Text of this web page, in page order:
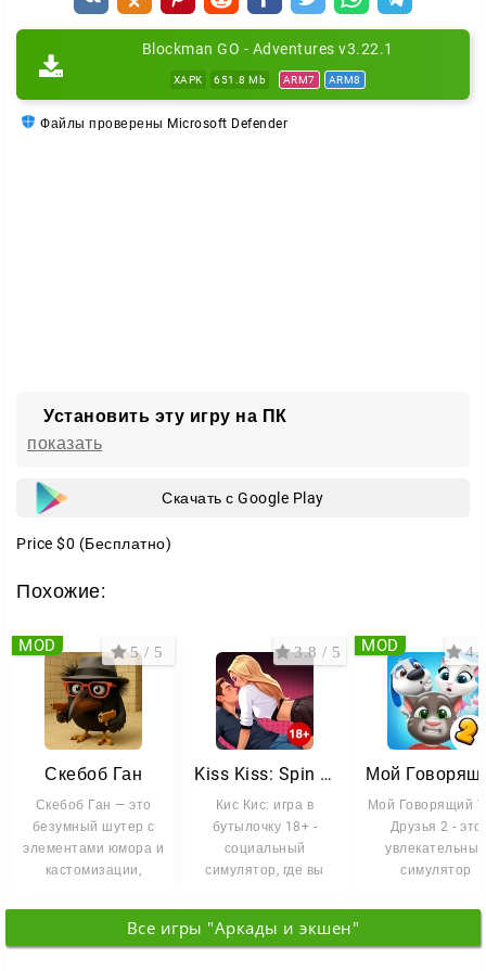
свободой выбора и уникальными возможностями,
которые предлагает эта игра!
Blockman GO - Adventures v3.22.1
XAPK 651.8 Mb ARM7 ARM8
Файлы проверены Microsoft Defender
Установить эту игру на ПК
показать
Скачать с Google Play
Price $0 (Бесплатно)
Похожие:
Скебоб Ган
Скебоб Ган — это
безумный шутер с
элементами юмора и
кастомизации,
вас в
5 / 5
MOD
Kiss Kiss: Spin the Bottle
Кис Кис: игра в
бутылочку 18+ -
социальный
симулятор, где вы
виртуальную игру,
3.8 / 5
Мой Говорящий
Друзья 2 - это
увлекательный
симулятор
питомцев, где
MOD
Все игры "Аркады и экшен"